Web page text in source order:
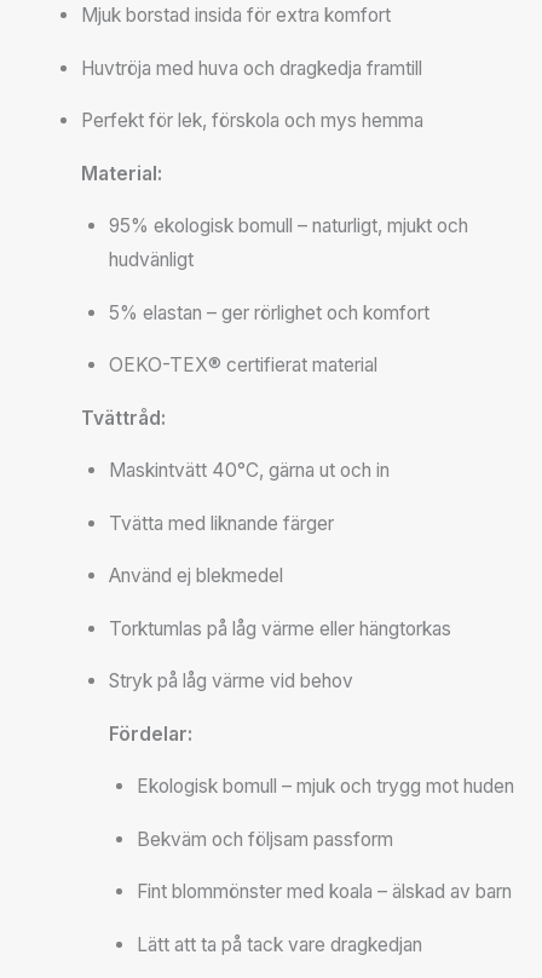
Mjuk borstad insida för extra komfort
Huvtröja med huva och dragkedja framtill
Perfekt för lek, förskola och mys hemma
Material:
95% ekologisk bomull – naturligt, mjukt och
hudvänligt
5% elastan – ger rörlighet och komfort
OEKO-TEX® certifierat material
Tvättråd:
Maskintvätt 40°C, gärna ut och in
Tvätta med liknande färger
Använd ej blekmedel
Torktumlas på låg värme eller hängtorkas
Stryk på låg värme vid behov
Fördelar:
Ekologisk bomull – mjuk och trygg mot huden
Bekväm och följsam passform
Fint blommönster med koala – älskad av barn
Lätt att ta på tack vare dragkedjan